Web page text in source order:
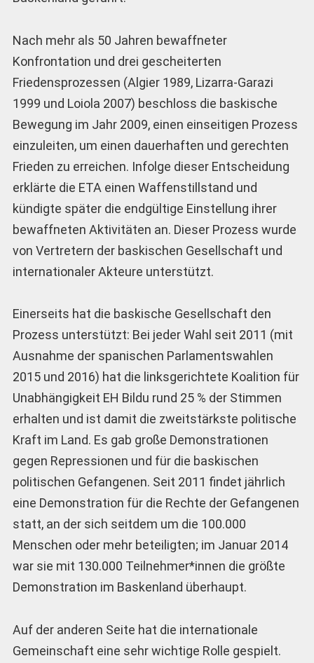
Nach mehr als 50 Jahren bewaffneter
Konfrontation und drei gescheiterten
Friedensprozessen (Algier 1989, Lizarra-Garazi
1999 und Loiola 2007) beschloss die baskische
Bewegung im Jahr 2009, einen einseitigen Prozess
einzuleiten, um einen dauerhaften und gerechten
Frieden zu erreichen. Infolge dieser Entscheidung
erklärte die ETA einen Waffenstillstand und
kündigte später die endgültige Einstellung ihrer
bewaffneten Aktivitäten an. Dieser Prozess wurde
von Vertretern der baskischen Gesellschaft und
internationaler Akteure unterstützt.
Einerseits hat die baskische Gesellschaft den
Prozess unterstützt: Bei jeder Wahl seit 2011 (mit
Ausnahme der spanischen Parlamentswahlen
2015 und 2016) hat die linksgerichtete Koalition für
Unabhängigkeit EH Bildu rund 25 % der Stimmen
erhalten und ist damit die zweitstärkste politische
Kraft im Land. Es gab große Demonstrationen
gegen Repressionen und für die baskischen
politischen Gefangenen. Seit 2011 findet jährlich
eine Demonstration für die Rechte der Gefangenen
statt, an der sich seitdem um die 100.000
Menschen oder mehr beteiligten; im Januar 2014
war sie mit 130.000 Teilnehmer*innen die größte
Demonstration im Baskenland überhaupt.
Auf der anderen Seite hat die internationale
Gemeinschaft eine sehr wichtige Rolle gespielt.